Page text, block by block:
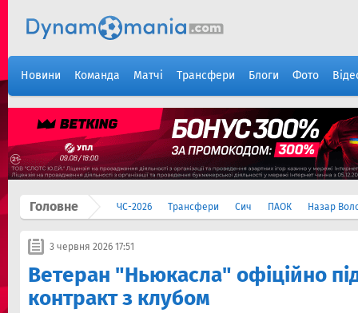
Новини Команда Матчі Трансфери Блоги Фото
Головне ЧС-2026 Трансфери Сич ПАОК Назар
3 червня 2026 17:51
Ветеран "Ньюкасла" офіційно
контракт з клубом